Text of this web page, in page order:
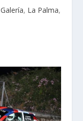
Galería, La Palma,